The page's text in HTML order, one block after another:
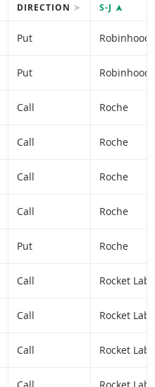
DIRECTION S-J
Put Robinhood
Put Robinhood
Call Roche
Call Roche
Call Roche
Call Roche
Put Roche
Call Rocket Lab
Call Rocket Lab
Call Rocket Lab
Call Rocket Lab